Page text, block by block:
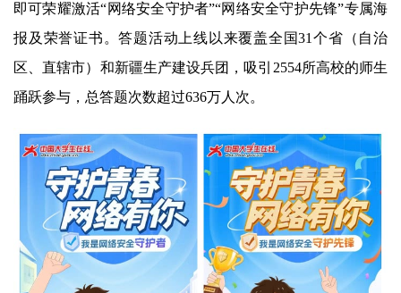
即可荣耀激活“网络安全守护者”“网络安全守护先锋”专属海
报及荣誉证书。答题活动上线以来覆盖全国31 个省（自治
区、直辖市）和新疆生产建设兵团，吸引 2554所高校的师生
踊跃参与，总答题次数超过636万人次。